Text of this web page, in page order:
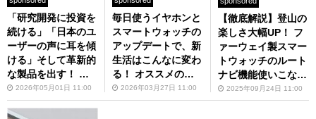
「研究開発に投資を
続ける」「日本のユ
ーザーの声に耳を傾
ける」そして革新的
な製品を出す！ フ
ァーウェイ国内トッ
プインタビュー
2026年05月01日 11:00
毎日使うイヤホンと
スマートウォッチの
アップデートで、新
生活はこんなに変わ
る！ オススメのフ
ァーウェイ製品はコ
レだ
2026年03月27日 11:00
【徹底解説】登山の
楽しさ大幅UP！ フ
ァーウェイ製スマー
トウォッチのルート
ナビ機能使いこなし
術2025年09月24日 11:00